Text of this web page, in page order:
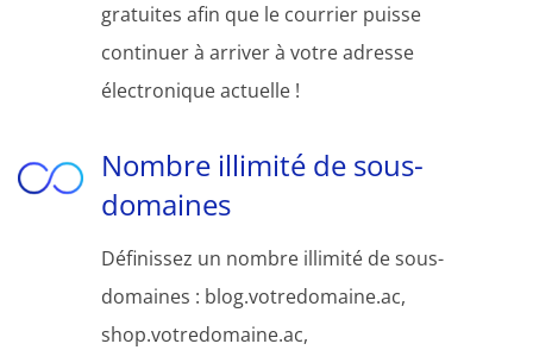
gratuites afin que le courrier puisse
continuer à arriver à votre adresse
électronique actuelle !
Nombre illimité de sous-
domaines
Définissez un nombre illimité de sous-
domaines : blog.votredomaine.ac,
shop.votredomaine.ac,